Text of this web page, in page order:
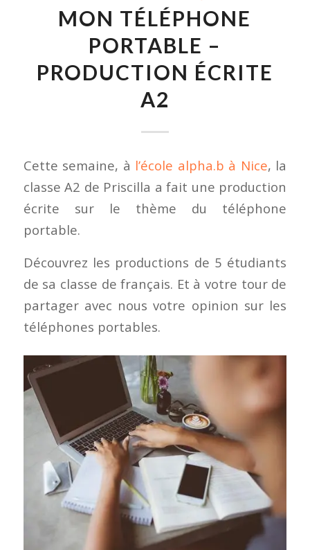
MON TÉLÉPHONE
PORTABLE –
PRODUCTION ÉCRITE
A2
Cette semaine, à l’école alpha.b à Nice, la
classe A2 de Priscilla a fait une production
écrite sur le thème du téléphone
portable.
Découvrez les productions de 5 étudiants
de sa classe de français. Et à votre tour de
partager avec nous votre opinion sur les
téléphones portables.